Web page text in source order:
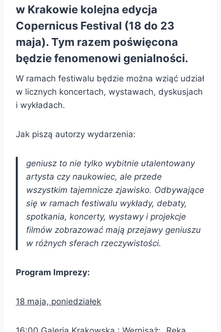
w Krakowie kolejna edycja
Copernicus Festival (18 do 23
maja). Tym razem poświęcona
będzie fenomenowi genialności.
W ramach festiwalu będzie można wziąć udział
w licznych koncertach, wystawach, dyskusjach
i wykładach.
Jak piszą autorzy wydarzenia:
geniusz to nie tylko wybitnie utalentowany
artysta czy naukowiec, ale przede
wszystkim tajemnicze zjawisko. Odbywające
się w ramach festiwalu wykłady, debaty,
spotkania, koncerty, wystawy i projekcje
filmów zobrazować mają przejawy geniuszu
w różnych sferach rzeczywistości.
Program Imprezy:
18 maja, poniedziałek